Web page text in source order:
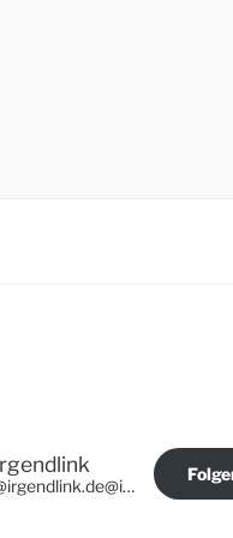
@irgendlink.de@irgendlink.de